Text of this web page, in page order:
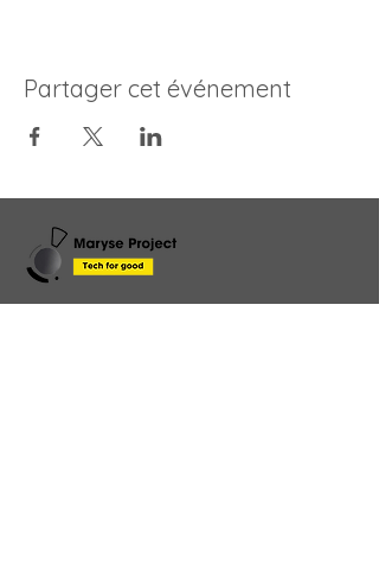
Partager cet événement